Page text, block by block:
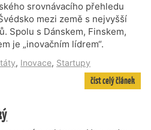
srovnávacího přehledu
mezi země s nejvyšší
Spolu s Dánskem, Finskem,
je „inovačním lídrem“.
, Inovace, Startupy
číst celý článek